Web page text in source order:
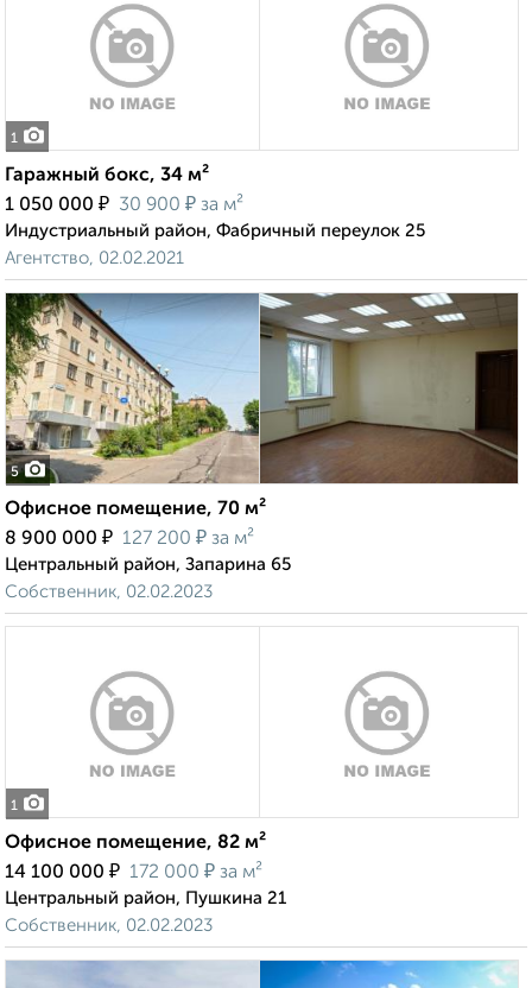
1
Гаражный бокс, 34 м²
1 050 000 ₽ 30 900 ₽ за м²
Индустриальный район, Фабричный переулок 25
Агентство, 02.02.2021
5
Офисное помещение, 70 м²
8 900 000 ₽ 127 200 ₽ за м²
Центральный район, Запарина 65
Собственник, 02.02.2023
1
Офисное помещение, 82 м²
14 100 000 ₽ 172 000 ₽ за м²
Центральный район, Пушкина 21
Собственник, 02.02.2023